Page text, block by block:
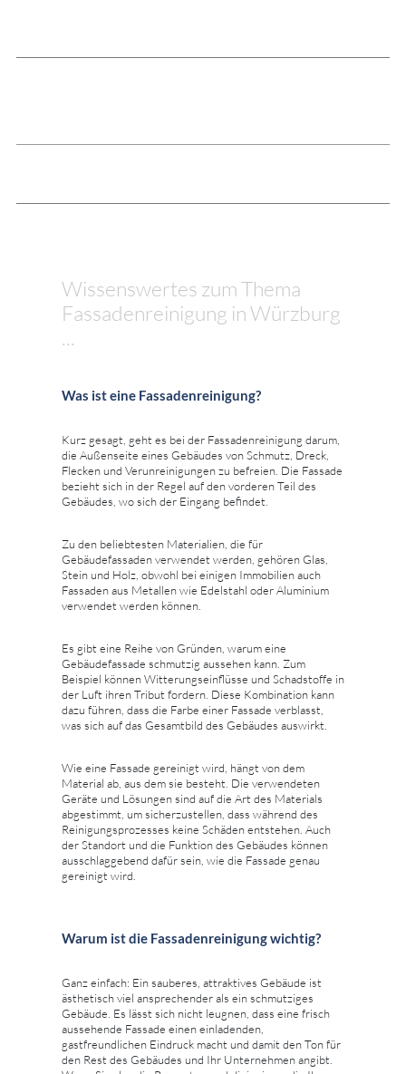
Wissenswertes zum Thema
Fassadenreinigung in Würzburg
...
Was ist eine Fassadenreinigung?
Kurz gesagt, geht es bei der Fassadenreinigung darum,
die Außenseite eines Gebäudes von Schmutz, Dreck,
Flecken und Verunreinigungen zu befreien. Die Fassade
bezieht sich in der Regel auf den vorderen Teil des
Gebäudes, wo sich der Eingang befindet.
Zu den beliebtesten Materialien, die für
Gebäudefassaden verwendet werden, gehören Glas,
Stein und Holz, obwohl bei einigen Immobilien auch
Fassaden aus Metallen wie Edelstahl oder Aluminium
verwendet werden können.
Es gibt eine Reihe von Gründen, warum eine
Gebäudefassade schmutzig aussehen kann. Zum
Beispiel können Witterungseinflüsse und Schadstoffe in
der Luft ihren Tribut fordern. Diese Kombination kann
dazu führen, dass die Farbe einer Fassade verblasst,
was sich auf das Gesamtbild des Gebäudes auswirkt.
Wie eine Fassade gereinigt wird, hängt von dem
Material ab, aus dem sie besteht. Die verwendeten
Geräte und Lösungen sind auf die Art des Materials
abgestimmt, um sicherzustellen, dass während des
Reinigungsprozesses keine Schäden entstehen. Auch
der Standort und die Funktion des Gebäudes können
ausschlaggebend dafür sein, wie die Fassade genau
gereinigt wird.
Warum ist die Fassadenreinigung wichtig?
Ganz einfach: Ein sauberes, attraktives Gebäude ist
ästhetisch viel ansprechender als ein schmutziges
Gebäude. Es lässt sich nicht leugnen, dass eine frisch
aussehende Fassade einen einladenden,
gastfreundlichen Eindruck macht und damit den Ton für
den Rest des Gebäudes und Ihr Unternehmen angibt.